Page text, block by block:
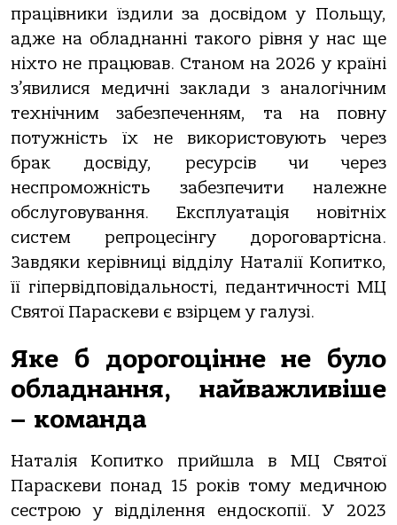
працівники їздили за досвідом у Польщу,
адже на обладнанні такого рівня у нас ще
ніхто не працював. Станом на 2026 у країні
з’явилися медичні заклади з аналогічним
технічним забезпеченням, та на повну
потужність їх не використовують через
брак досвіду, ресурсів чи через
неспроможність забезпечити належне
обслуговування. Експлуатація новітніх
систем репроцесінгу дороговартісна.
Завдяки керівниці відділу Наталії Копитко,
її гіпервідповідальності, педантичності МЦ
Святої Параскеви є взірцем у галузі.
Яке б дорогоцінне не було
обладнання, найважливіше
– команда
Наталія Копитко прийшла в МЦ Святої
Параскеви понад 15 років тому медичною
сестрою у відділення ендоскопії. У 2023